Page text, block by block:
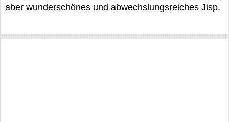
aber wunderschönes und abwechslungsreiches Jisp.